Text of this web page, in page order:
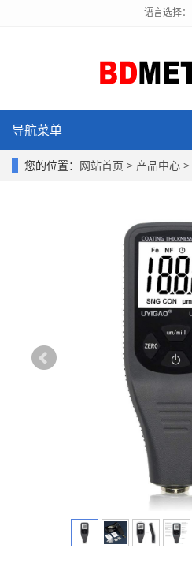
语言选择：
导航菜单
您的位置： 网站首页 > 产品中心 >